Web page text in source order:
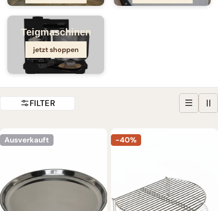
Teigmaschinen
jetzt shoppen
FILTER
Ausverkauft -40%